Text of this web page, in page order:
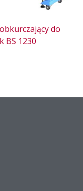
do
BS 1230